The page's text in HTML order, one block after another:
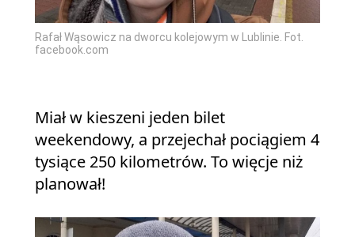
Rafał Wąsowicz na dworcu kolejowym w Lublinie. Fot.
facebook.com
Miał w kieszeni jeden bilet
weekendowy, a przejechał pociągiem 4
tysiące 250 kilometrów. To więcje niż
planował!